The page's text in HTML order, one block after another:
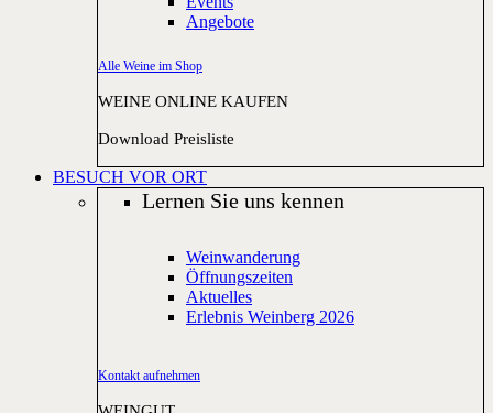
Angebote
Alle Weine im Shop
WEINE ONLINE KAUFEN
Download Preisliste
BESUCH VOR ORT
Lernen Sie uns kennen
Weinwanderung
Öffnungszeiten
Aktuelles
Erlebnis Weinberg 2026
Kontakt aufnehmen